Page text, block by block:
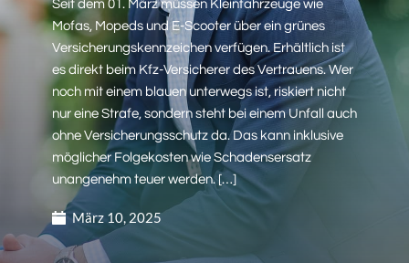
Seit dem 01. März müssen Kleinfahrzeuge wie
Mofas, Mopeds und E-Scooter über ein grünes
Versicherungskennzeichen verfügen. Erhältlich ist
es direkt beim Kfz-Versicherer des Vertrauens. Wer
noch mit einem blauen unterwegs ist, riskiert nicht
nur eine Strafe, sondern steht bei einem Unfall auch
ohne Versicherungsschutz da. Das kann inklusive
möglicher Folgekosten wie Schadensersatz
unangenehm teuer werden. […]
März 10, 2025